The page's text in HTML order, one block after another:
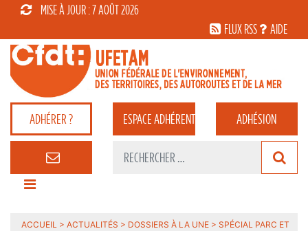
MISE À JOUR : 7 AOÛT 2026
FLUX RSS
AIDE
ADHÉRER ? ESPACEADHÉRENT ADHÉSION
ACCUEIL > ACTUALITÉS > DOSSIERS À LA UNE > SPÉCIAL PARC ET